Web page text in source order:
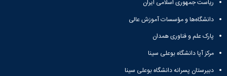
ریاست جمهوری اسلامی ایران
دانشگاه‌ها و مؤسسات آموزش عالی
پارک علم و فناوری همدان
مرکز آپا دانشگاه بوعلی سینا
دبیرستان پسرانه دانشگاه بوعلی سینا